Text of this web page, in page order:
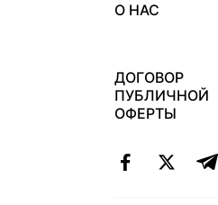
О НАС
ДОГОВОР
ПУБЛИЧНОЙ
ОФЕРТЫ